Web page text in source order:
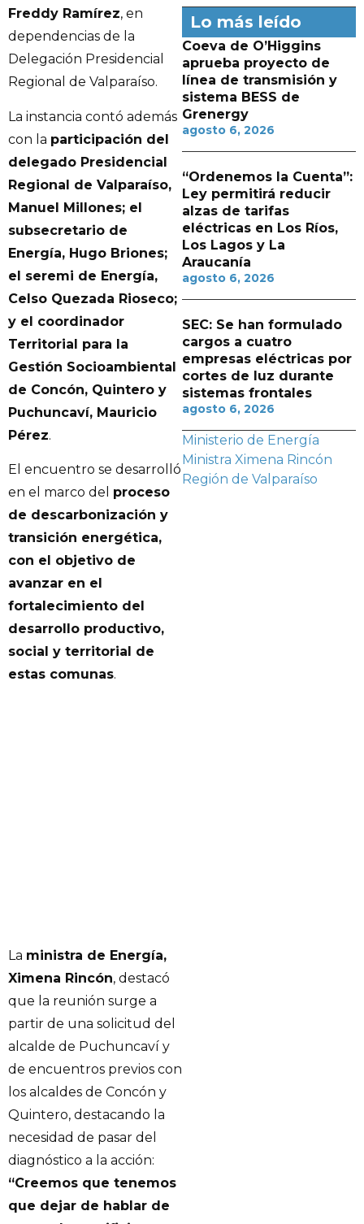
Freddy Ramírez, en
dependencias de la
Delegación Presidencial
Regional de Valparaíso.
La instancia contó además
con la participación del
delegado Presidencial
Regional de Valparaíso,
Manuel Millones; el
subsecretario de
Energía, Hugo Briones;
el seremi de Energía,
Celso Quezada Rioseco;
y el coordinador
Territorial para la
Gestión Socioambiental
de Concón, Quintero y
Puchuncaví, Mauricio
Pérez.
El encuentro se desarrolló
en el marco del proceso
de descarbonización y
transición energética,
con el objetivo de
avanzar en el
fortalecimiento del
desarrollo productivo,
social y territorial de
estas comunas.
La ministra de Energía,
Ximena Rincón, destacó
que la reunión surge a
partir de una solicitud del
alcalde de Puchuncaví y
de encuentros previos con
los alcaldes de Concón y
Quintero, destacando la
necesidad de pasar del
diagnóstico a la acción:
“Creemos que tenemos
que dejar de hablar de
Lo más leído
Coeva de O’Higgins
aprueba proyecto de
línea de transmisión y
sistema BESS de
Grenergy
agosto 6, 2026
“Ordenemos la Cuenta”:
Ley permitirá reducir
alzas de tarifas
eléctricas en Los Ríos,
Los Lagos y La
Araucanía
agosto 6, 2026
SEC: Se han formulado
cargos a cuatro
empresas eléctricas por
cortes de luz durante
sistemas frontales
agosto 6, 2026
Ministerio de Energía
Ministra Ximena Rincón
Región de Valparaíso